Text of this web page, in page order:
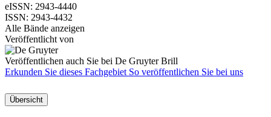
eISSN: 2943-4440
ISSN: 2943-4432
Alle Bände anzeigen
Veröffentlicht von
Veröffentlichen auch Sie bei De Gruyter Brill
Erkunden Sie dieses Fachgebiet So veröffentlichen Sie bei uns
Übersicht